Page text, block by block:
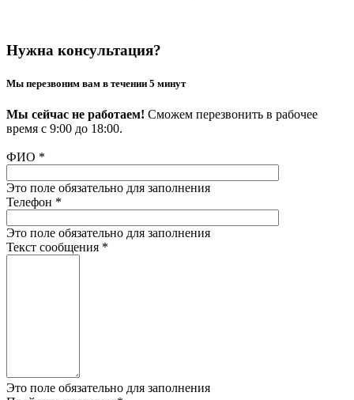
Нужна консультация?
Мы перезвоним вам в течении 5 минут
Мы сейчас не работаем! Сможем перезвонить в рабочее
время с 9:00 до 18:00.
ФИО *
Это поле обязательно для заполнения
Телефон *
Это поле обязательно для заполнения
Текст сообщения *
Это поле обязательно для заполнения